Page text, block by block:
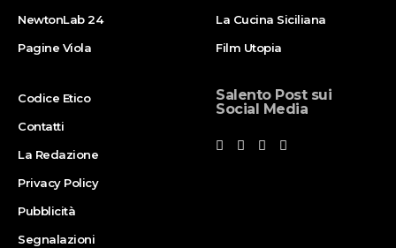
NewtonLab 24
Pagine Viola
La Cucina Siciliana
Film Utopia
Codice Etico
Contatti
La Redazione
Privacy Policy
Pubblicità
Segnalazioni
Salento Post sui
Social Media